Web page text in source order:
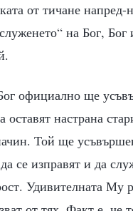
от тичане
на Бог,
официално ще
оставят настрана
Той ще
се изправят и да
Удивителната